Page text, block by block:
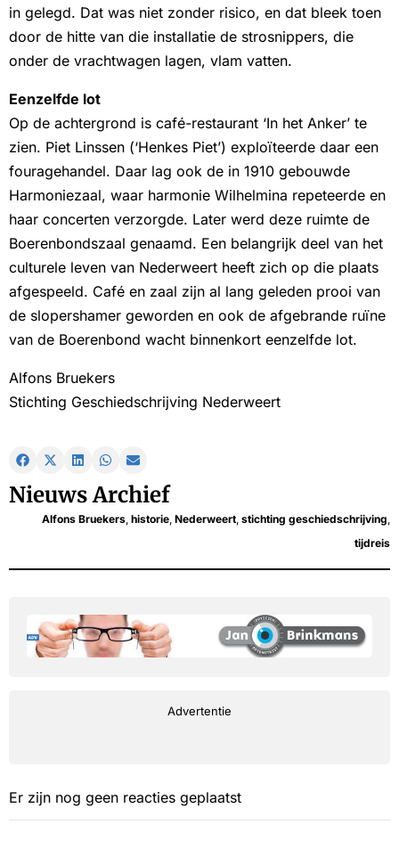
in gelegd. Dat was niet zonder risico, en dat bleek toen
door de hitte van die installatie de strosnippers, die
onder de vrachtwagen lagen, vlam vatten.
Eenzelfde lot
Op de achtergrond is café-restaurant ‘In het Anker’ te
zien. Piet Linssen (‘Henkes Piet’) exploïteerde daar een
fouragehandel. Daar lag ook de in 1910 gebouwde
Harmoniezaal, waar harmonie Wilhelmina repeteerde en
haar concerten verzorgde. Later werd deze ruimte de
Boerenbondszaal genaamd. Een belangrijk deel van het
culturele leven van Nederweert heeft zich op die plaats
afgespeeld. Café en zaal zijn al lang geleden prooi van
de slopershamer geworden en ook de afgebrande ruïne
van de Boerenbond wacht binnenkort eenzelfde lot.
Alfons Bruekers
Stichting Geschiedschrijving Nederweert
Nieuws Archief
Alfons Bruekers, historie, Nederweert, stichting geschiedschrijving,
tijdreis
Advertentie
Er zijn nog geen reacties geplaatst